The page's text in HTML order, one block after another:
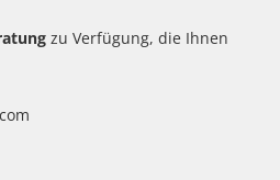
zu Verfügung, die Ihnen